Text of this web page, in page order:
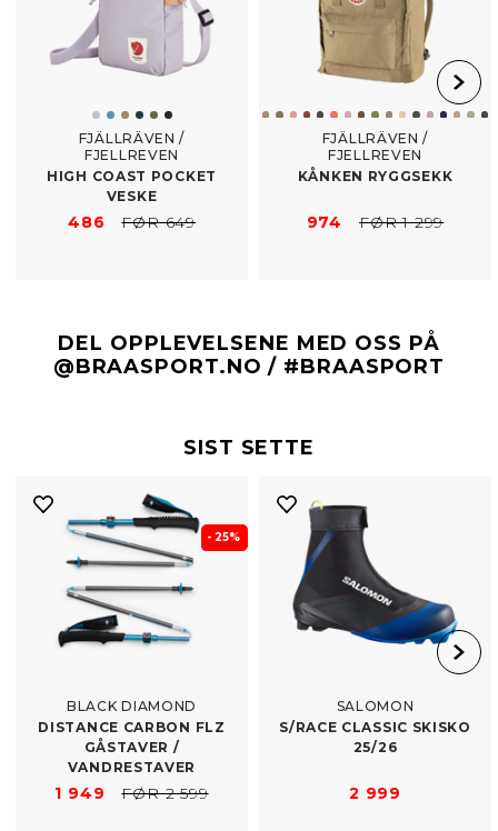
FJÄLLRÄVEN /
FJELLREVEN
HIGH COAST POCKET
VESKE
486 FØR 649
FJÄLLRÄVEN /
FJELLREVEN
KÅNKEN RYGGSEKK
974 FØR 1 299
DEL OPPLEVELSENE MED OSS PÅ
@BRAASPORT.NO / #BRAASPORT
SIST SETTE
- 25%
BLACK DIAMOND
DISTANCE CARBON FLZ
GÅSTAVER /​
VANDRESTAVER
1 949 FØR 2 599
SALOMON
S/​RACE CLASSIC SKISKO
25/26
2 999